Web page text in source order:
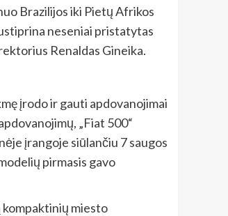
Brazilijos iki Pietų Afrikos
neseniai pristatytas
Renaldas Gineika.
įrodo ir gauti apdovanojimai
„Fiat 500“
įrangoje siūlančiu 7 saugos
pirmasis gavo
kompaktinių miesto